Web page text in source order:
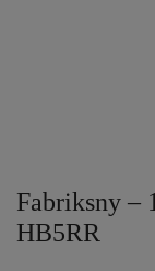
Fabriksny –
HB5RR